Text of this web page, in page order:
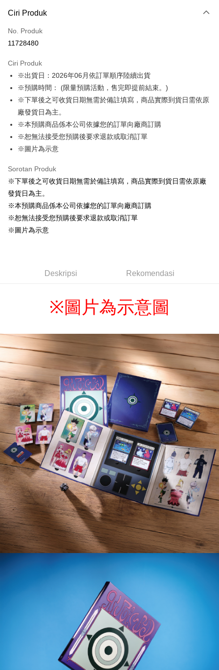
Kad Kredit (Bayaran Penuh)
LINE Pay
Easy Wallet
Google Pay
Pemindahan ATM
Pilihan Penghantaran
預購訂單-宅配專用(🔺不同預購月份建議分開結帳，避免整筆訂單等
NT$100/pesanan | Penghantaran percuma untuk pesanan
NT$1,300 atau lebih
預購訂單-離島宅配專用-(澎湖/金門/馬祖)(🔺不同預購月份建議分開
結帳，避免整筆訂單等超久)
NT$220/pesanan
Ciri Produk
No. Produk
11728480
Ciri Produk
※出貨日：2026年06月依訂單順序陸續出貨
※預購時間： (限量預購活動，售完即提前結束。)
※下單後之可收貨日期無需於備註填寫，商品實際到貨日需依原
廠發貨日為主。
※本預購商品係本公司依據您的訂單向廠商訂購
※恕無法接受您預購後要求退款或取消訂單
※圖片為示意
Sorotan Produk
※下單後之可收貨日期無需於備註填寫，商品實際到貨日需依原廠
發貨日為主。
※本預購商品係本公司依據您的訂單向廠商訂購
※恕無法接受您預購後要求退款或取消訂單
※圖片為示意
Deskripsi Rekomendasi
※圖片為示意圖